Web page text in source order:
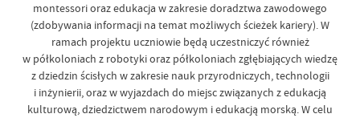
montessori oraz edukacja w zakresie doradztwa zawodowego
(zdobywania informacji na temat możliwych ścieżek kariery). W
ramach projektu uczniowie będą uczestniczyć również
w półkoloniach z robotyki oraz półkoloniach zgłębiających wiedzę
z dziedzin ścisłych w zakresie nauk przyrodniczych, technologii
i inżynierii, oraz w wyjazdach do miejsc związanych z edukacją
kulturową, dziedzictwem narodowym i edukacją morską. W celu